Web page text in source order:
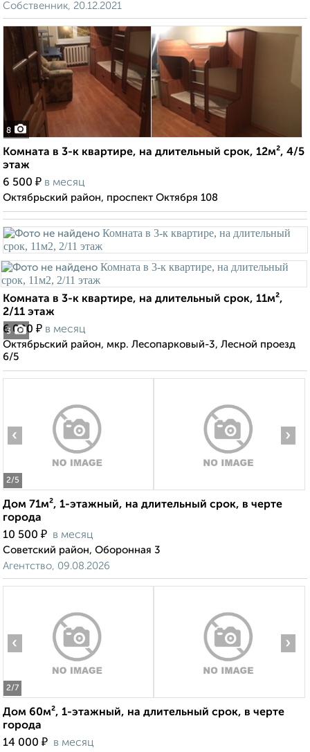
Собственник, 20.12.2021
8
Комната в 3-к квартире, на длительный срок, 12м², 4/5
этаж
6 500 ₽ в месяц
Октябрьский район, проспект Октября 108
3
Комната в 3-к квартире, на длительный срок, 11м²,
2/11 этаж
6 000 ₽ в месяц
Октябрьский район, мкр. Лесопарковый-3, Лесной проезд
6/5
2/5
‹ ›
Дом 71м², 1-этажный, на длительный срок, в черте
города
10 500 ₽ в месяц
Советский район, Оборонная 3
Агентство, 09.08.2026
2/7
‹ ›
Дом 60м², 1-этажный, на длительный срок, в черте
города
14 000 ₽ в месяц